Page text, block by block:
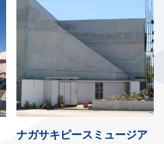
ナガサキピースミュージア